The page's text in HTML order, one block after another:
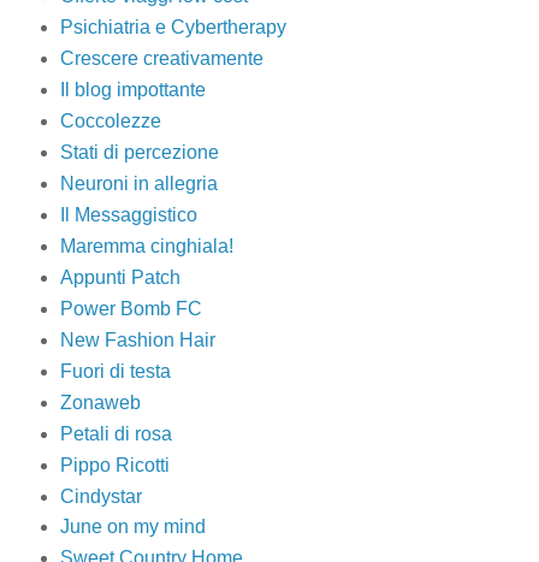
Psichiatria e Cybertherapy
Crescere creativamente
Il blog impottante
Coccolezze
Stati di percezione
Neuroni in allegria
Il Messaggistico
Maremma cinghiala!
Appunti Patch
Power Bomb FC
New Fashion Hair
Fuori di testa
Zonaweb
Petali di rosa
Pippo Ricotti
Cindystar
June on my mind